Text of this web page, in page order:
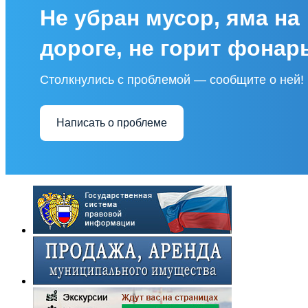
Не убран мусор, яма на
дороге, не горит
Столкнулись с проблемой — сообщите о ней!
Написать о проблеме